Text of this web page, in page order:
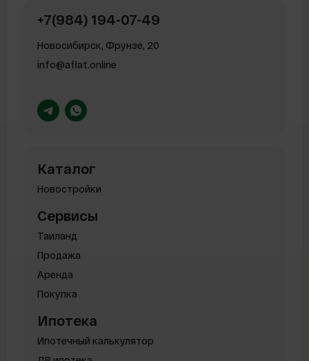
+7(984) 194-07-49
Новосибирск, Фрунзе, 20
info@aflat.online
Каталог
Новостройки
Сервисы
Таиланд
Продажа
Аренда
Покупка
Ипотека
Ипотечный калькулятор